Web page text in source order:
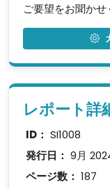
ご要望をお聞かせ
レポート詳
ID： SI1008
発行日： 9月
ページ数： 187